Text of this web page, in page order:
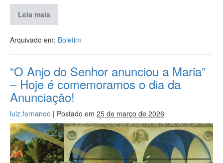
Leia mais
Arquivado em: Boletim
“O Anjo do Senhor anunciou a Maria”
– Hoje é comemoramos o dia da
Anunciação!
luiz.fernando | Postado em 25 de março de 2026